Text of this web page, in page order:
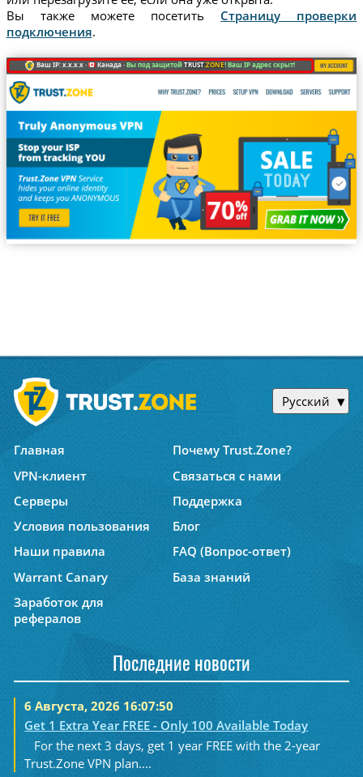
Вы также можете посетить Страницу проверки
подключения.
Ваш IP: x.x.x.x · Канада ·Вы под защитойTRUST.ZONE! Ваш IP адрес скрыт!
Русский
Главная
Почему Trust.Zone?
VPN-клиент
Связаться с нами
Серверы
Поддержка
Условия пользования
Блог
Наши правила
FAQ (Вопрос-ответ)
Warrant Canary
База знаний
Заработок для
рефералов
Последние новости
6 Августа, 2026 16:07:50
Get 1 Extra Year FREE - Only 100 Available Today
For the next 3 days, get 1 year FREE with the 2-year
Trust.Zone VPN plan....